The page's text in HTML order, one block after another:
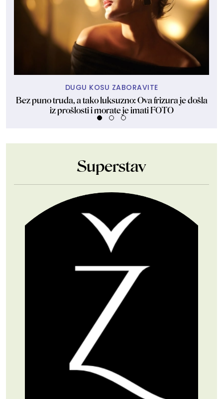
DUGU KOSU ZABORAVITE
Bez puno truda, a tako luksuzno: Ova frizura je došla
iz prošlosti i morate je imati FOTO
Superstav